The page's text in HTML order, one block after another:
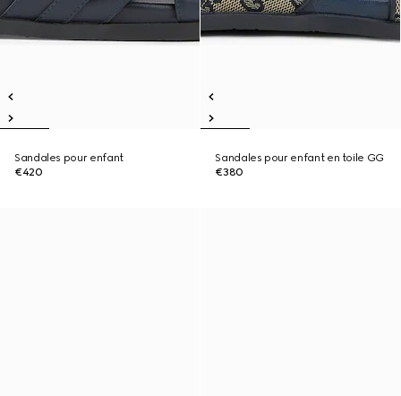
Sandales pour enfant
€420
Sandales pour enfant en toile GG
€380